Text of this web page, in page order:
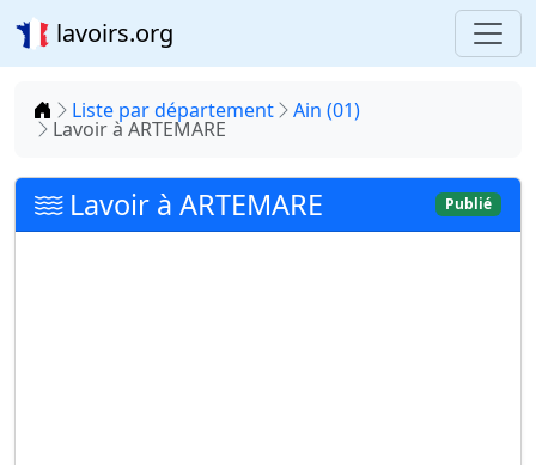
lavoirs.org
Accueil
Liste par département Ain (01)
Lavoir à ARTEMARE
Lavoir à ARTEMARE Publié